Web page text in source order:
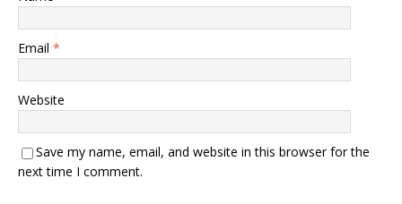
Email *
Website
Save my name, email, and website in this browser for the
next time I comment.